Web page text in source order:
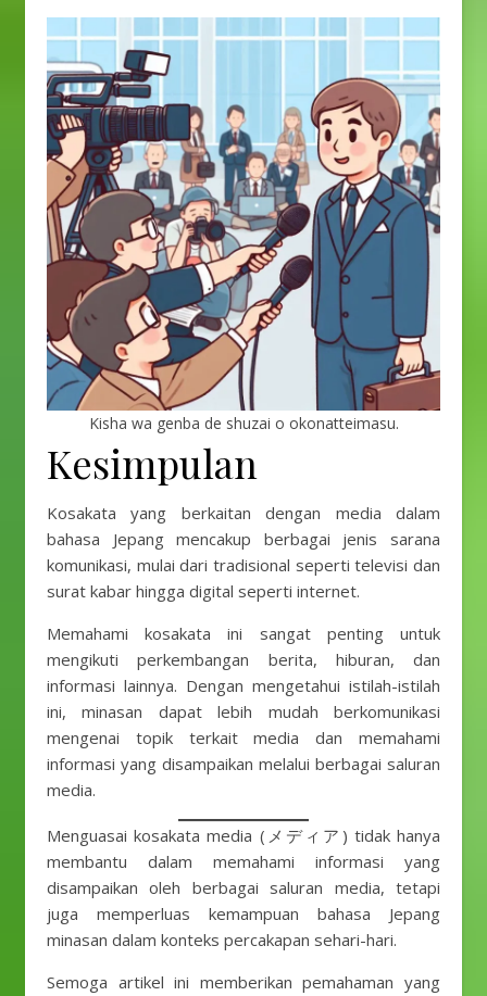
Kisha wa genba de shuzai o okonatteimasu.
Kesimpulan
Kosakata yang berkaitan dengan media dalam
bahasa Jepang mencakup berbagai jenis sarana
komunikasi, mulai dari tradisional seperti televisi dan
surat kabar hingga digital seperti internet.
Memahami kosakata ini sangat penting untuk
mengikuti perkembangan berita, hiburan, dan
informasi lainnya. Dengan mengetahui istilah-istilah
ini, minasan dapat lebih mudah berkomunikasi
mengenai topik terkait media dan memahami
informasi yang disampaikan melalui berbagai saluran
media.
Menguasai kosakata media (メディア) tidak hanya
membantu dalam memahami informasi yang
disampaikan oleh berbagai saluran media, tetapi
juga memperluas kemampuan bahasa Jepang
minasan dalam konteks percakapan sehari-hari.
Semoga artikel ini memberikan pemahaman yang